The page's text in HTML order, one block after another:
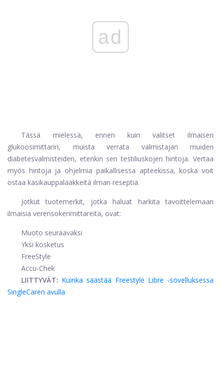
ad
Tässä mielessä, ennen kuin valitset ilmaisen
glukoosimittarin, muista verrata valmistajan muiden
diabetesvalmisteiden, etenkin sen testiliuskojen hintoja. Vertaa
myös hintoja ja ohjelmia paikallisessa apteekissa, koska voit
ostaa käsikauppalääkkeitä ilman reseptiä.
Jotkut tuotemerkit, jotka haluat harkita tavoittelemaan
ilmaisia ​​verensokerimittareita, ovat:
Muoto seuraavaksi
Yksi kosketus
FreeStyle
Accu-Chek
LIITTYVÄT: Kuinka säästää Freestyle Libre -sovelluksessa
SingleCaren avulla